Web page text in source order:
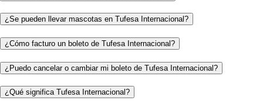
¿Se pueden llevar mascotas en Tufesa Internacional?
¿Cómo facturo un boleto de Tufesa Internacional?
¿Puedo cancelar o cambiar mi boleto de Tufesa Internacional?
¿Qué significa Tufesa Internacional?